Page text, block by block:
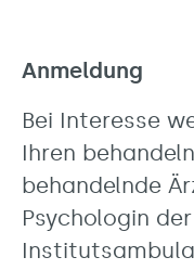
Anmeldung
Bei Interesse
Ihren
behandelnde
Psychologin